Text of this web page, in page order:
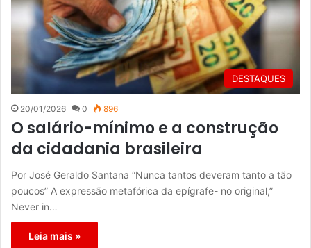
DESTAQUES
20/01/2026 0 896
O salário-mínimo e a construção
da cidadania brasileira
Por José Geraldo Santana “Nunca tantos deveram tanto a tão
poucos” A expressão metafórica da epígrafe- no original,”
Never in…
Leia mais »